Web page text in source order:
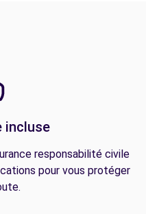
incluse
responsabilité civile
pour vous protéger